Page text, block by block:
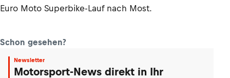
Euro Moto Superbike-Lauf nach Most.
Schon gesehen?
Newsletter
Motorsport-News direkt in Ihr